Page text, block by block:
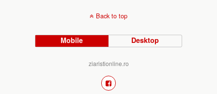
Back to top
Mobile Desktop
ziaristionline.ro